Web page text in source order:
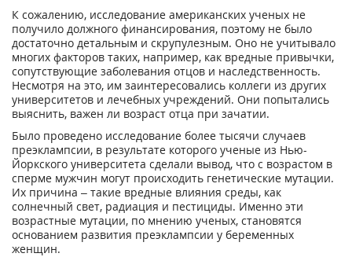
К сожалению, исследование американских ученых не
получило должного финансирования, поэтому не было
достаточно детальным и скрупулезным. Оно не учитывало
многих факторов таких, например, как вредные привычки,
сопутствующие заболевания отцов и наследственность.
Несмотря на это, им заинтересовались коллеги из других
университетов и лечебных учреждений. Они попытались
выяснить, важен ли возраст отца при зачатии.
Было проведено исследование более тысячи случаев
преэклампсии, в результате которого ученые из Нью-
Йоркского университета сделали вывод, что с возрастом в
сперме мужчин могут происходить генетические мутации.
Их причина – такие вредные влияния среды, как
солнечный свет, радиация и пестициды. Именно эти
возрастные мутации, по мнению ученых, становятся
основанием развития преэклампсии у беременных
женщин.